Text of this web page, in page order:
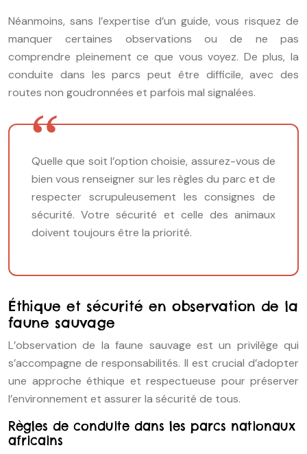
Néanmoins, sans l’expertise d’un guide, vous risquez de
manquer certaines observations ou de ne pas
comprendre pleinement ce que vous voyez. De plus, la
conduite dans les parcs peut être difficile, avec des
routes non goudronnées et parfois mal signalées.
Quelle que soit l’option choisie, assurez-vous de
bien vous renseigner sur les règles du parc et de
respecter scrupuleusement les consignes de
sécurité. Votre sécurité et celle des animaux
doivent toujours être la priorité.
Éthique et sécurité en observation de la
faune sauvage
L’observation de la faune sauvage est un privilège qui
s’accompagne de responsabilités. Il est crucial d’adopter
une approche éthique et respectueuse pour préserver
l’environnement et assurer la sécurité de tous.
Règles de conduite dans les parcs nationaux
africains